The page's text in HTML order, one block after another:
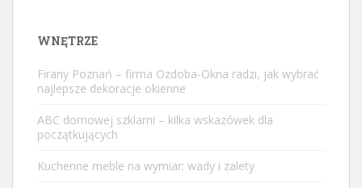
WNĘTRZE
Firany Poznań – firma Ozdoba-Okna radzi, jak wybrać
najlepsze dekoracje okienne
ABC domowej szklarni – kilka wskazówek dla
początkujących
Kuchenne meble na wymiar: wady i zalety